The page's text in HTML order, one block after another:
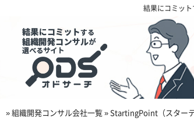
結果にコミット
»組織開発コンサル会社一覧»StartingPoint（スターテ